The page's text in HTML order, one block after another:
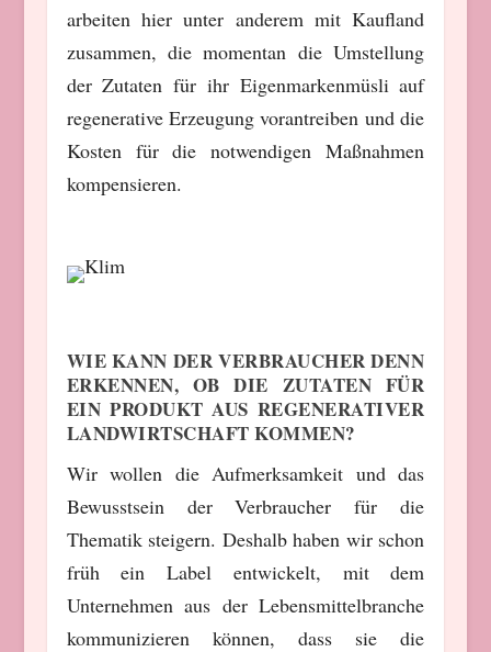
arbeiten hier unter anderem mit Kaufland
zusammen, die momentan die Umstellung
der Zutaten für ihr Eigenmarkenmüsli auf
regenerative Erzeugung vorantreiben und die
Kosten für die notwendigen Maßnahmen
kompensieren.
WIE KANN DER VERBRAUCHER DENN
ERKENNEN, OB DIE ZUTATEN FÜR
EIN PRODUKT AUS REGENERATIVER
LANDWIRTSCHAFT KOMMEN?
Wir wollen die Aufmerksamkeit und das
Bewusstsein der Verbraucher für die
Thematik steigern. Deshalb haben wir schon
früh ein Label entwickelt, mit dem
Unternehmen aus der Lebensmittelbranche
kommunizieren können, dass sie die